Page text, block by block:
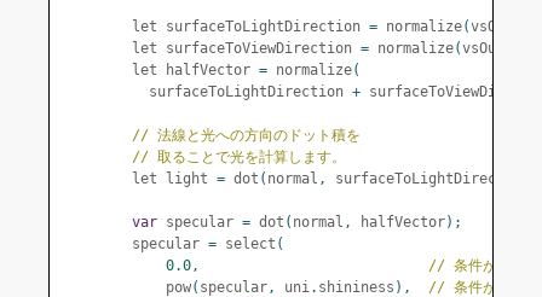
        let surfaceToLightDirection
= normalize(vsOut
        let surfaceToViewDirection
= normalize(vsOut
        let halfVector
= normalize(
          surfaceToLightDirection
+
// 法線と光への方向のドット積を
// 取ることで光を計算します。
        let light
= dot ( normal , surfaceToLightDirection
var specular = dot ( normal , halfVector);
        specular
= select (
0.0,
// 条件がfalse
            pow
( specular, uni. shininess ),
// 条件がtrueの